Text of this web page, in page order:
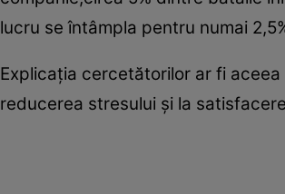
lucru se întâmpla pentru numai
Explicaţia cercetătorilor ar fi
reducerea stresului şi la